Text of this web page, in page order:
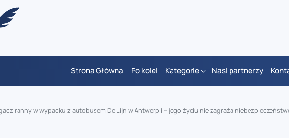
Strona Główna Po kolei Kategorie Nasi partnerzy
ranny w wypadku z autobusem De Lijn w Antwerpii – jego życiu nie zagraża